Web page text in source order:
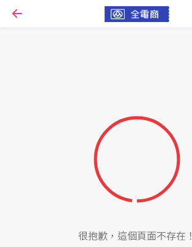
很抱歉，這個頁面不存在！